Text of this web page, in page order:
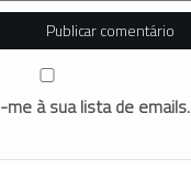
me à sua lista de emails.